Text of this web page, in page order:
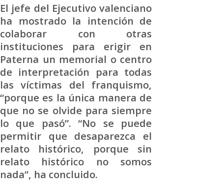
El jefe del Ejecutivo valenciano
ha mostrado la intención de
colaborar con otras
instituciones para erigir en
Paterna un memorial o centro
de interpretación para todas
las víctimas del franquismo,
“porque es la única manera de
que no se olvide para siempre
lo que pasó”. “No se puede
permitir que desaparezca el
relato histórico, porque sin
relato histórico no somos
nada”, ha concluido.